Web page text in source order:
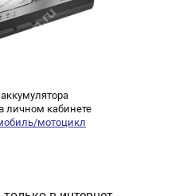
личном кабинете
мотоцикл